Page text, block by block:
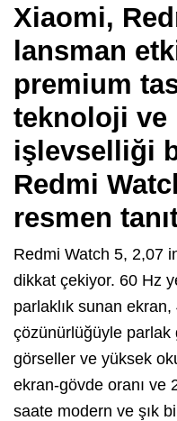
Xiaomi,
lansman
premium
teknoloji ve
işlevselliği
Redmi
resmen
Redmi Watch 5, 2,07
dikkat çekiyor. 60 Hz
parlaklık sunan
çözünürlüğüyle parlak
görseller ve yüksek
ekran-gövde oranı ve
saate modern ve şık